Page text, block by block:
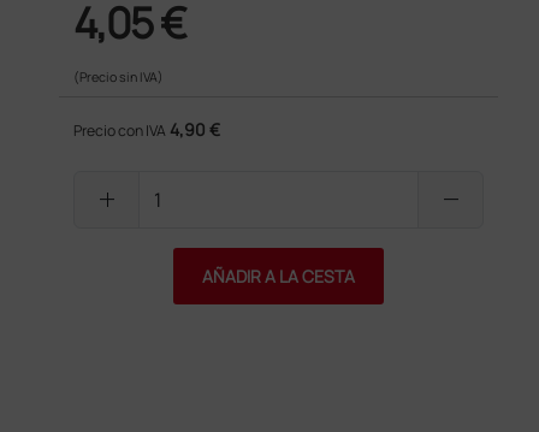
4,05 €
(Precio sin IVA)
Precio con IVA 4,90 €
add remove
AÑADIR A LA CESTA